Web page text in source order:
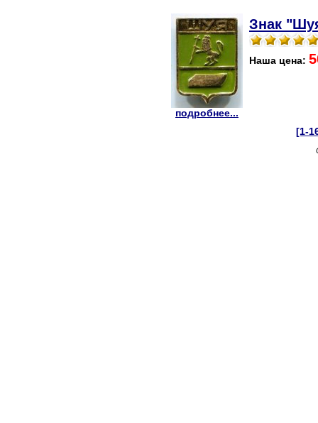
подробнее...
Знак
Наша цена:
[1-